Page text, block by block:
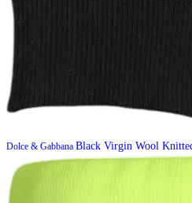
Dolce & Gabbana Black Virgin Wool